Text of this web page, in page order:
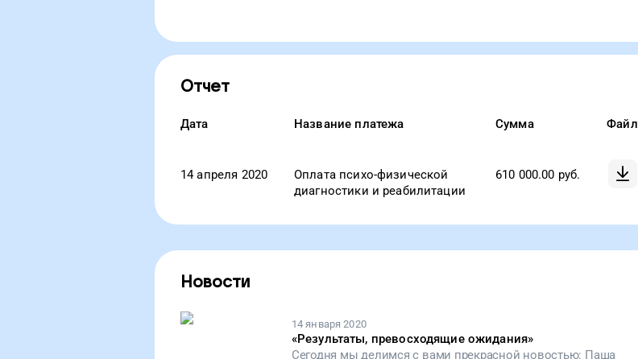
Отчет
Дата Название платежа Сумма Файл
14 апреля 2020
Оплата психо-физической
диагностики и реабилитации
610 000.00 руб.
Новости
14 января 2020
«Результаты, превосходящие ожидания»
Сегодня мы делимся с вами прекрасной новостью: Паша